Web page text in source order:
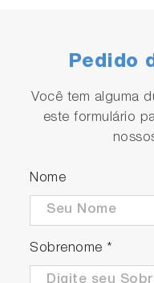
Pedido
Você tem alguma
este formulário
Nome
Sobrenome *